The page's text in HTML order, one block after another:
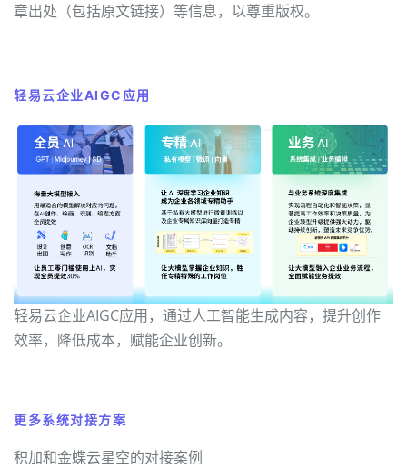
章出处（包括原文链接）等信息，以尊重版权。
轻易云企业AIGC应用
轻易云企业AIGC应用，通过人工智能生成内容，提升创作
效率，降低成本，赋能企业创新。
更多系统对接方案
积加和金蝶云星空的对接案例